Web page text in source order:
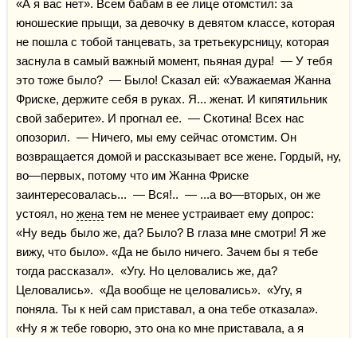
«А я вас нет». Всем бабам в ее лице отомстил: за
юношеские прыщи, за девочку в девятом классе, которая
не пошла с тобой танцевать, за третьекурсницу, которая
заснула в самый важный момент, пьяная дура!  — У тебя
это тоже было?  — Было! Сказал ей: «Уважаемая Жанна
Фриске, держите себя в руках. Я... женат. И кипятильник
свой заберите». И прогнал ее.  — Скотина! Всех нас
опозорил.  — Ничего, мы ему сейчас отомстим. Он
возвращается домой и рассказывает все жене. Гордый, ну,
во—первых, потому что им Жанна Фриске
заинтересовалась...  — Вся!..  — ...а во—вторых, он же
устоял, но жена тем не менее устраивает ему допрос:
«Ну ведь было же, да? Было? В глаза мне смотри! Я же
вижу, что было». «Да не было ничего. Зачем бы я тебе
тогда рассказал».  «Угу. Но целовались же, да?
Целовались».  «Да вообще не целовались».  «Угу, я
поняла. Ты к ней сам приставал, а она тебе отказала».
«Ну я ж тебе говорю, это она ко мне приставала, а я